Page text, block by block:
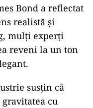
Bond a reflectat
realistă și
mulți experți
reveni la un ton
susțin că
cu